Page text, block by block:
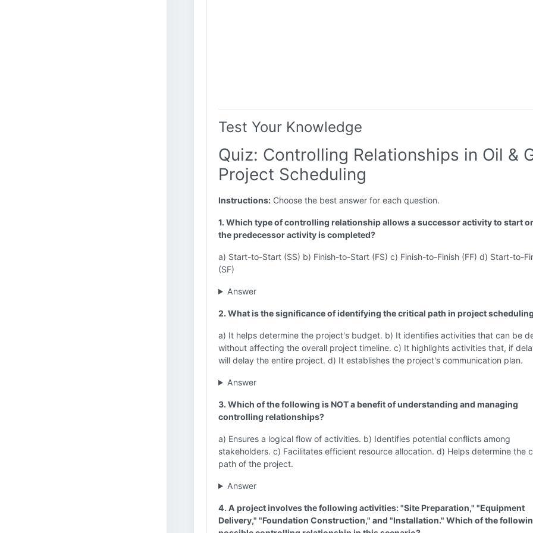
Test Your Knowledge
Quiz: Controlling Relationships in Oil &
Project Scheduling
Instructions: Choose the best answer for each question.
1. Which type of controlling relationship allows a successor activity to start
the predecessor activity is completed?
a) Start-to-Start (SS) b) Finish-to-Start (FS) c) Finish-to-Finish (FF) d) Start-to-
(SF)
Answer
2. What is the significance of identifying the critical path in project
a) It helps determine the project's budget. b) It identifies activities that can be
without affecting the overall project timeline. c) It highlights activities that, if
will delay the entire project. d) It establishes the project's communication plan.
Answer
3. Which of the following is NOT a benefit of understanding and managing
controlling relationships?
a) Ensures a logical flow of activities. b) Identifies potential conflicts among
stakeholders. c) Facilitates efficient resource allocation. d) Helps determine the
path of the project.
Answer
4. A project involves the following activities: "Site Preparation," "Equipment
Delivery," "Foundation Construction," and "Installation." Which of the